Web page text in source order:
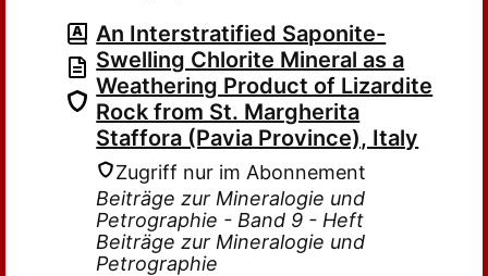
An Interstratified Saponite-
Swelling Chlorite Mineral as a
Weathering Product of Lizardite
Rock from St. Margherita
Staffora (Pavia Province), Italy
Zugriff nur im Abonnement
Beiträge zur Mineralogie und
Petrographie - Band 9 - Heft
Beiträge zur Mineralogie und
Petrographie